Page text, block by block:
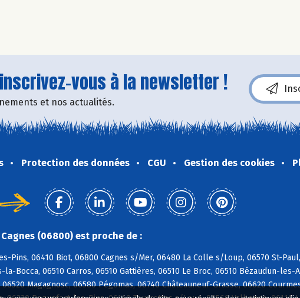
vous à la newsletter !
et nos actualités.
Protection des données CGU Gestion des cookies
(06800) est proche de :
Pins, 06410 Biot, 06800 Cagnes s/Mer, 06480 La Colle s/Loup, 06570 St-
la-Bocca, 06510 Carros, 06510 Gattières, 06510 Le Broc, 06510 Bézaudun-
06520 Magagnosc, 06580 Pégomas, 06740 Châteauneuf-Grasse, 06620